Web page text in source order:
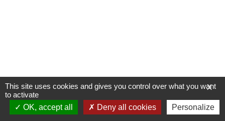
X
This site uses cookies and gives you control over what you want
to activate
OK, accept all
Deny all cookies Personalize